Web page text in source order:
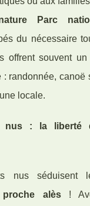
Parc
du nécessaire
offrent souvent
: randonnée, canoë
locale.
nus : la liberté
nus séduisent
alès!